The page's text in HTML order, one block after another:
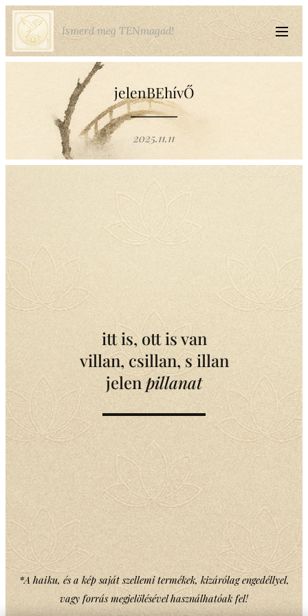
Ismerd meg TENmagad!
jelenBEhívŐ
2025.11.11
itt is, ott is van
villan, csillan, s illan
jelenpillanat
*A haiku, és a kép saját szellemi termékek, kizárólag engedéllyel,
vagy forrás megjelölésével használhatóak fel!